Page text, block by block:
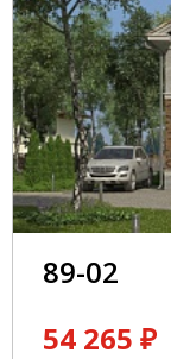
89-02
54 265 ₽